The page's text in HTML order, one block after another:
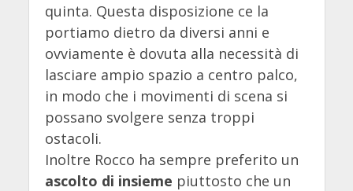
quinta. Questa disposizione ce la
portiamo dietro da diversi anni e
ovviamente è dovuta alla necessità di
lasciare ampio spazio a centro palco,
in modo che i movimenti di scena si
possano svolgere senza troppi
ostacoli.
Inoltre Rocco ha sempre preferito un
ascolto di insieme piuttosto che un